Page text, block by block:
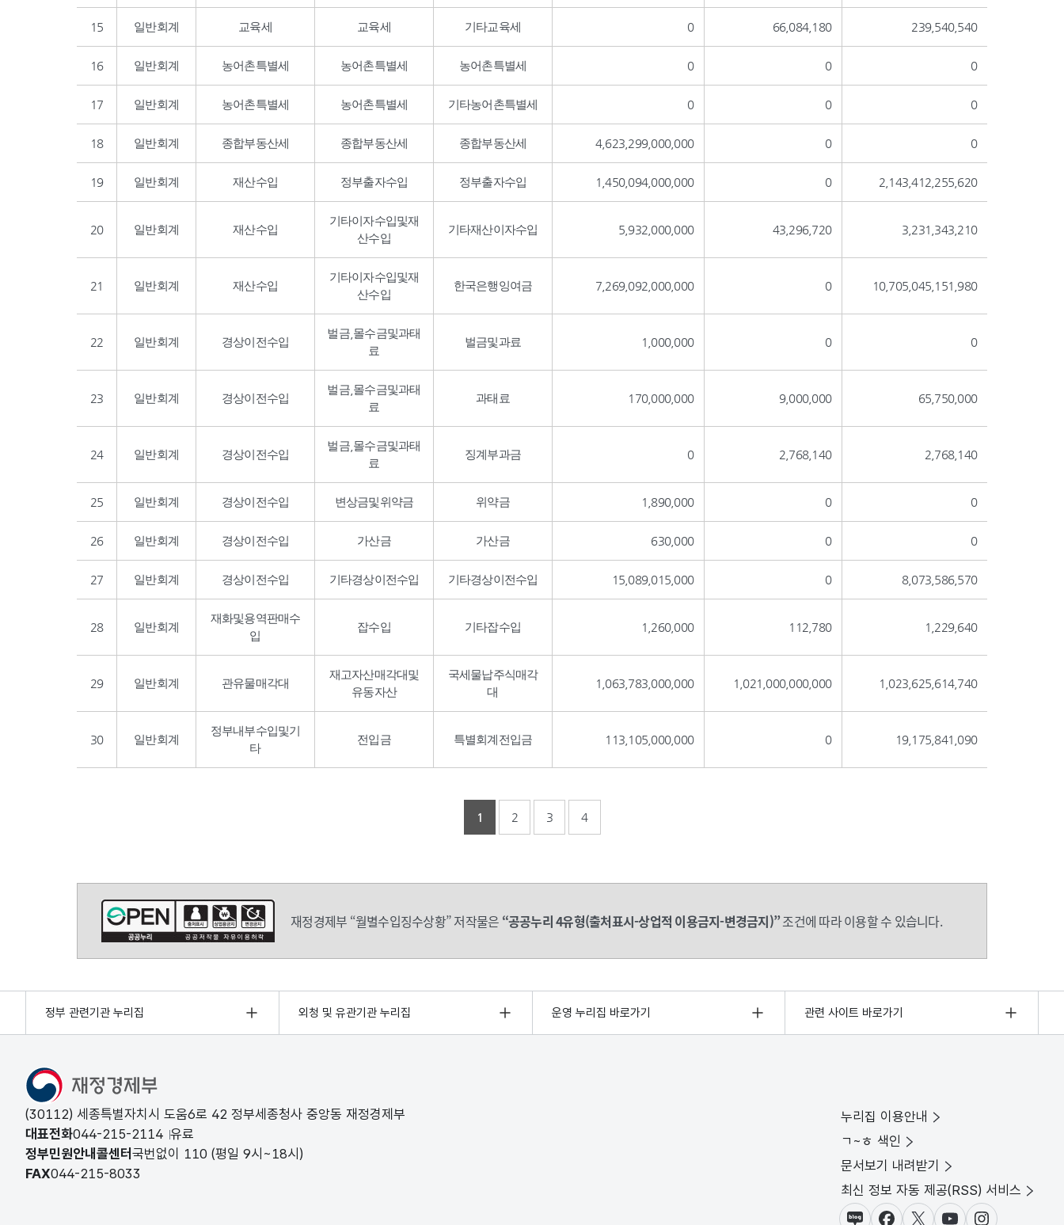
15 일반회계 교육세 교육세 기타교육세 0 66,084,180 239,540,540
16 일반회계 농어촌특별세 농어촌특별세 농어촌특별세 0 0 0
17 일반회계 농어촌특별세 농어촌특별세 기타농어촌특별세 0 0 0
18 일반회계 종합부동산세 종합부동산세 종합부동산세 4,623,299,000,000 0 0
19 일반회계 재산수입 정부출자수입 정부출자수입 1,450,094,000,000 0 2,143,412,255,620
20 일반회계 재산수입
기타이자수입및재
산수입
기타재산이자수입 5,932,000,000 43,296,720 3,231,343,210
21 일반회계 재산수입
기타이자수입및재
산수입
한국은행잉여금 7,269,092,000,000 0 10,705,045,151,980
22 일반회계 경상이전수입
벌금,몰수금및과태
료
벌금및과료 1,000,000 0 0
23 일반회계 경상이전수입
벌금,몰수금및과태
료
과태료 170,000,000 9,000,000 65,750,000
24 일반회계 경상이전수입
벌금,몰수금및과태
료
징계부과금 0 2,768,140 2,768,140
25 일반회계 경상이전수입 변상금및위약금 위약금 1,890,000 0 0
26 일반회계 경상이전수입 가산금 가산금 630,000 0 0
27 일반회계 경상이전수입 기타경상이전수입 기타경상이전수입 15,089,015,000 0 8,073,586,570
28 일반회계
재화및용역판매수
입
잡수입 기타잡수입 1,260,000 112,780 1,229,640
29 일반회계 관유물매각대
재고자산매각대및
유동자산
국세물납주식매각
대
1,063,783,000,000 1,021,000,000,000 1,023,625,614,740
30 일반회계
정부내부수입및기
타
전입금 특별회계전입금 113,105,000,000 0 19,175,841,090
1 2 3 4
재정경제부 “월별수입징수상황” 저작물은 “공공누리 4유형(출처표시-상업적 이용금지-변경금지)”조건에 따라 이용할 수 있습니다.
정부 관련기관 누리집 외청 및 유관기관 누리집 운영 누리집 바로가기 관련 사이트 바로가기
(30112) 세종특별자치시 도움6로 42 정부세종청사 중앙동 재정경제부
대표전화044-215-2114 유료
정부민원안내콜센터 국번없이 110 (평일 9시~18시)
FAX044-215-8033
누리집 이용안내
ㄱ~ㅎ 색인
문서보기 내려받기
최신 정보 자동 제공(RSS) 서비스
블로그페이스북X(트위터)
유튜브인스타그램